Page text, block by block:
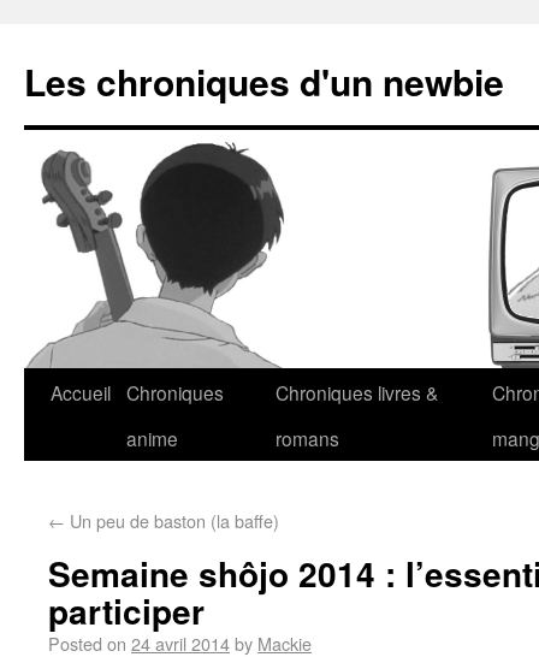
Les chroniques d'un newbie
Accueil Chroniques
anime
Chroniques livres &
romans
← Un peu de baston (la baffe)
Semaine shôjo 2014 :
participer
Posted on 24 avril 2014by Mackie